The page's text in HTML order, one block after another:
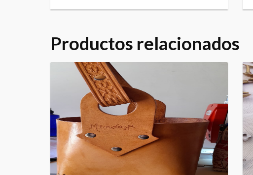
Productos relacionados